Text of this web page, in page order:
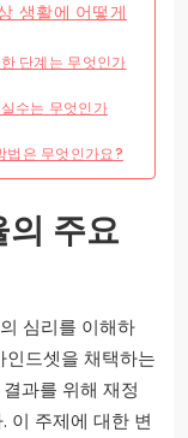
생활에 어떻게
단계는 무엇인가
수는 무엇인가
법은 무엇인가요?
의 주요
심리를 이해하
인드셋을 채택하는
과를 위해 재정
이 주제에 대한 변